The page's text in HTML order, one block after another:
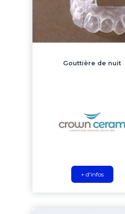
Gouttière de nuit
+ d'infos